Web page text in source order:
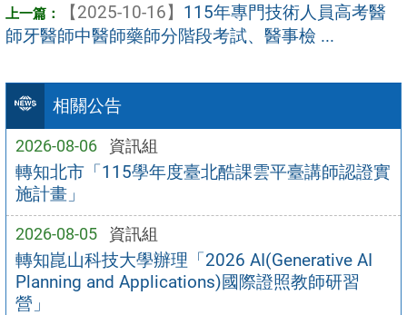
相關公告
2026-08-06 資訊組
轉知北市「115學年度臺北酷課雲平臺講師認證實
施計畫」
2026-08-05 資訊組
轉知崑山科技大學辦理「2026 AI(Generative AI
Planning and Applications)國際證照教師研習
營」
【2025-10-16】 115年專門技術人員高考醫
師牙醫師中醫師藥師分階段考試、醫事檢 ...